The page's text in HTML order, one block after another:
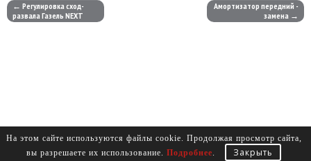
← Регулировка сход-
развала Газель NEXT
Амортизатор передний -
замена →
На этом сайте используются файлы cookie. Продолжая просмотр сайта,
вы разрешаете их использование. Подробнее. Закрыть